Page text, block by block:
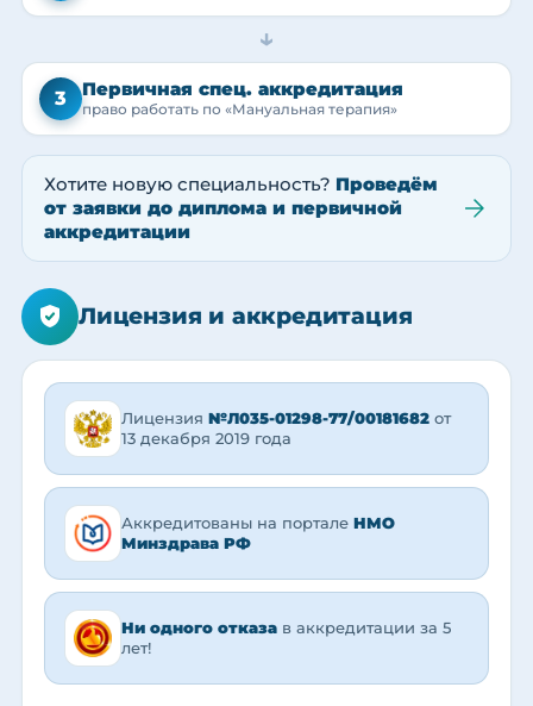
→
3 Первичная спец. аккредитация
право работать по «Мануальная терапия»
Хотите новую специальность? Проведём
от заявки до диплома и первичной
аккредитации
Лицензия и аккредитация
Лицензия №Л035-01298-77/00181682 от
13 декабря 2019 года
Аккредитованы на портале НМО
Минздрава РФ
Ни одного отказа в аккредитации за 5
лет!